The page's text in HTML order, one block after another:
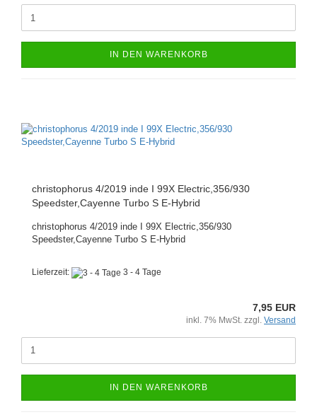
IN DEN WARENKORB
christophorus 4/2019 inde I 99X Electric,356/930
Speedster,Cayenne Turbo S E-Hybrid
christophorus 4/2019 inde I 99X Electric,356/930
Speedster,Cayenne Turbo S E-Hybrid
Lieferzeit: 3 - 4 Tage
7,95 EUR
inkl. 7% MwSt. zzgl. Versand
IN DEN WARENKORB